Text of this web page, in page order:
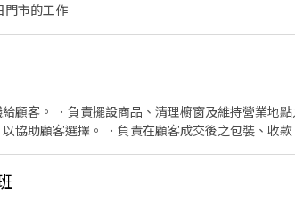
門市的工作
顧客。 ．負責擺設商品、清理櫥窗及維持營業地
協助顧客選擇。 ．負責在顧客成交後之包裝、收